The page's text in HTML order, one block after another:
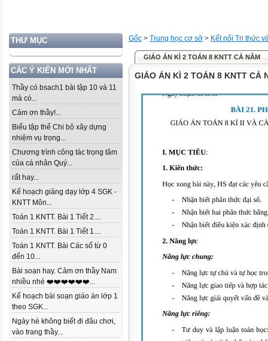
THƯ MỤC
CÁC Ý KIẾN MỚI NHẤT
Thầy có bsach1 bài tập 10 và 11
mà có...
Cảm ơn thầy!...
Biểu tập thể Chi bộ xây dựng
nhiệm vụ trọng...
Chương trình công tác trọng tâm
của cá nhân Quý...
rất hay...
Kế hoạch giảng dạy lớp 4 SGK -
KNTT Môn...
Toán 1 KNTT. Bài 1 Tiết 2....
Toán 1 KNTT. Bài 1 Tiết 1....
Toán 1 KNTT. Bài Các số từ 0
đến 10...
Bài soạn hay. Cảm ơn thầy Nam
nhiều nhé ❤️❤️❤️❤️❤️❤️...
Kế hoạch bài soạn giáo án lớp 1
theo SGK...
Ngày hè không biết đi đâu chơi,
vào trang thầy...
Gốc > Trung học cơ sở > Kết nối Tri thức
GIÁO ÁN KÌ 2 TOÁN 8 KNTT CẢ NĂM
GIÁO ÁN KÌ 2 TOÁN 8 KNTT CẢ